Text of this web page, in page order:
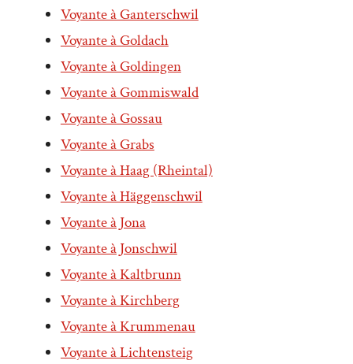
Voyante à Ganterschwil
Voyante à Goldach
Voyante à Goldingen
Voyante à Gommiswald
Voyante à Gossau
Voyante à Grabs
Voyante à Haag (Rheintal)
Voyante à Häggenschwil
Voyante à Jona
Voyante à Jonschwil
Voyante à Kaltbrunn
Voyante à Kirchberg
Voyante à Krummenau
Voyante à Lichtensteig